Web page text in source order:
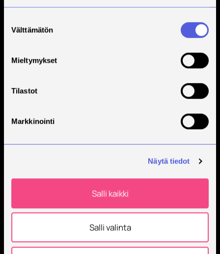
valinta
Välttämätön
Mieltymykset
Tilastot
Markkinointi
Näytä tiedot
Salli kaikki
Salli valinta